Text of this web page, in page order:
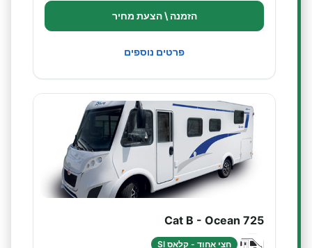
הזמנה \ הצעת מחיר
פרטים נוספים
Cat B - Ocean 725
חצי אחוד - קלאס SI